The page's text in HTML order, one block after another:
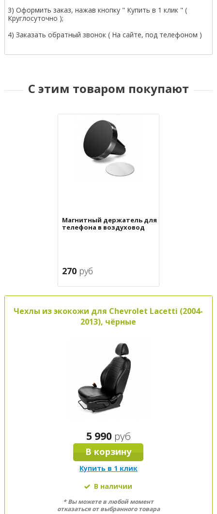
3) Оформить заказ, нажав кнопку " Купить в 1 клик " (
Круглосуточно );
4) Заказать обратный звонок ( На сайте, под телефоном )
С этим товаром покупают
Магнитный держатель для
телефона в воздуховод
270 руб
Чехлы из экокожи для Chevrolet Lacetti (2004-
2013), чёрные
5 990 руб
В корзину
Купить в 1 клик
В наличии
* Вы можете в любой момент
отказаться от выбранного товара